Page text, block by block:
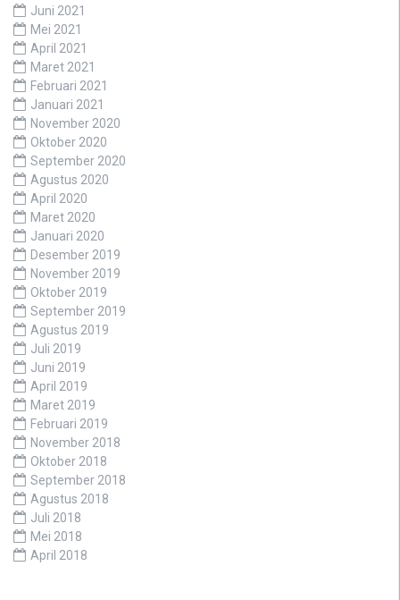
Agustus 2022
Januari 2022
Desember 2021
Oktober 2021
September 2021
Juni 2021
Mei 2021
April 2021
Maret 2021
Februari 2021
Januari 2021
November 2020
Oktober 2020
September 2020
Agustus 2020
April 2020
Maret 2020
Januari 2020
Desember 2019
November 2019
Oktober 2019
September 2019
Agustus 2019
Juli 2019
Juni 2019
April 2019
Maret 2019
Februari 2019
November 2018
Oktober 2018